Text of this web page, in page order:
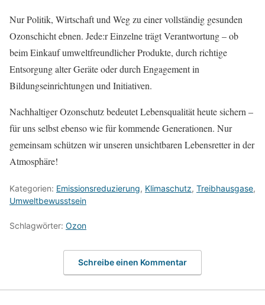
Nur Politik, Wirtschaft und Weg zu einer vollständig gesunden
Ozonschicht ebnen. Jede:r Einzelne trägt Verantwortung – ob
beim Einkauf umweltfreundlicher Produkte, durch richtige
Entsorgung alter Geräte oder durch Engagement in
Bildungseinrichtungen und Initiativen.
Nachhaltiger Ozonschutz bedeutet Lebensqualität heute sichern –
für uns selbst ebenso wie für kommende Generationen. Nur
gemeinsam schützen wir unseren unsichtbaren Lebensretter in der
Atmosphäre!
Kategorien: Emissionsreduzierung, Klimaschutz, Treibhausgase,
Umweltbewusstsein
Schlagwörter: Ozon
Schreibe einen Kommentar